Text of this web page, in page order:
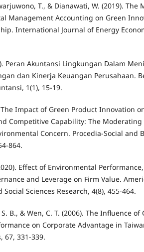
T., & Dianawati, W. (2019). The
Management Accounting on Green
International Journal of Energy
Peran Akuntansi Lingkungan Dalam
dan Kinerja Keuangan Perusahaan.
1(1), 15-19.
The Impact of Green Product Innovation
Competitive Capability: The Moderating
Concern. Procedia-Social and
864.
Effect of Environmental
and Leverage on Firm Value.
Sciences Research, 4(8), 455-464.
S. B., & Wen, C. T. (2006). The Influence of
on Corporate Advantage in
67, 331-339.